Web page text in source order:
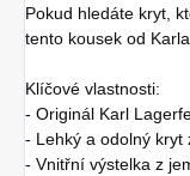
Pokud hledáte kryt,
tento kousek od
Klíčové vlastnosti:
- Originál Karl
- Lehký a odolný kryt
- Vnitřní výstelka z